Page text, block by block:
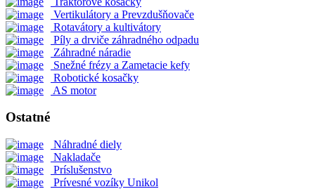
Vertikulátory a Prevzdušňovače
Rotavátory a kultivátory
Píly a drviče záhradného odpadu
Záhradné náradie
Snežné frézy a Zametacie kefy
Robotické kosačky
AS motor
Ostatné
Náhradné diely
Nakladače
Príslušenstvo
Prívesné vozíky Unikol